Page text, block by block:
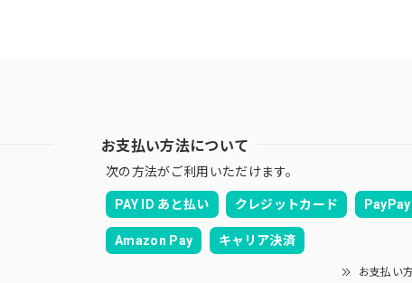
お支払い方法について
次の方法がご利用いただけます。
PAY ID あと払い クレジットカード PayPay
Amazon Pay キャリア決済
お支払い